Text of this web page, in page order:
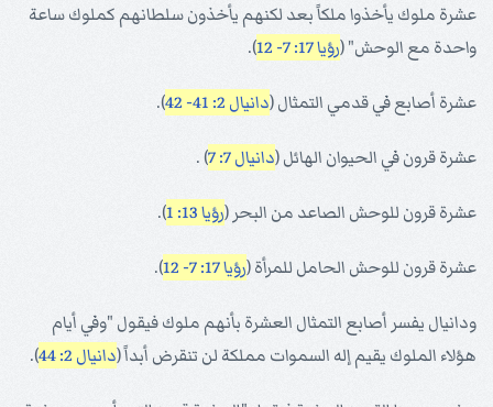
عشرة ملوك يأخذوا ملكاً بعد لكنهم يأخذون سلطانهم كملوك ساعة
واحدة مع الوحش" (رؤيا 17: 7- 12 ).
عشرة أصابع في قدمي التمثال (دانيال 2: 41- 42 ).
عشرة قرون في الحيوان الهائل (دانيال 7: 7 ) .
عشرة قرون للوحش الصاعد من البحر (رؤيا 13: 1 ).
عشرة قرون للوحش الحامل للمرأة (رؤيا 17: 7- 12 ).
ودانيال يفسر أصابع التمثال العشرة بأنهم ملوك فيقول "وفي أيام
هؤلاء الملوك يقيم إله السموات مملكة لن تنقرض أبداً (دانيال 2: 44 ).